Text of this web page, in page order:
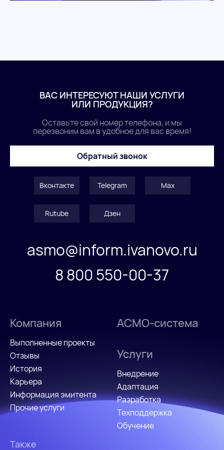
ВАС ИНТЕРЕСУЮТ НАШИ УСЛУГИ
ИЛИ ПРОДУКЦИЯ?
Оставьте свой номер телефона, и мы
перезвоним вам в удобное для вас время!
Обратный звонок
Вконтакте Telegram Max
Rutube Дзен
asmo@inform.ivanovo.ru
8 800 550-00-37
Компания
Выполненные проекты
Отзывы
История
Карьера
Информация эмитента
Прочие услуги
Услуги
Внедрение
Адаптация
Разработка
Техподдержка
Обучение
АСМО-система
Также